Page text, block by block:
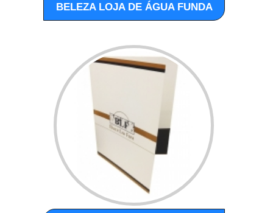
BELEZA LOJA DE ÁGUA FUNDA